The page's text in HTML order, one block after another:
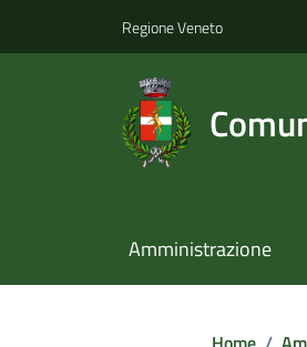
Regione Veneto
Amministrazione